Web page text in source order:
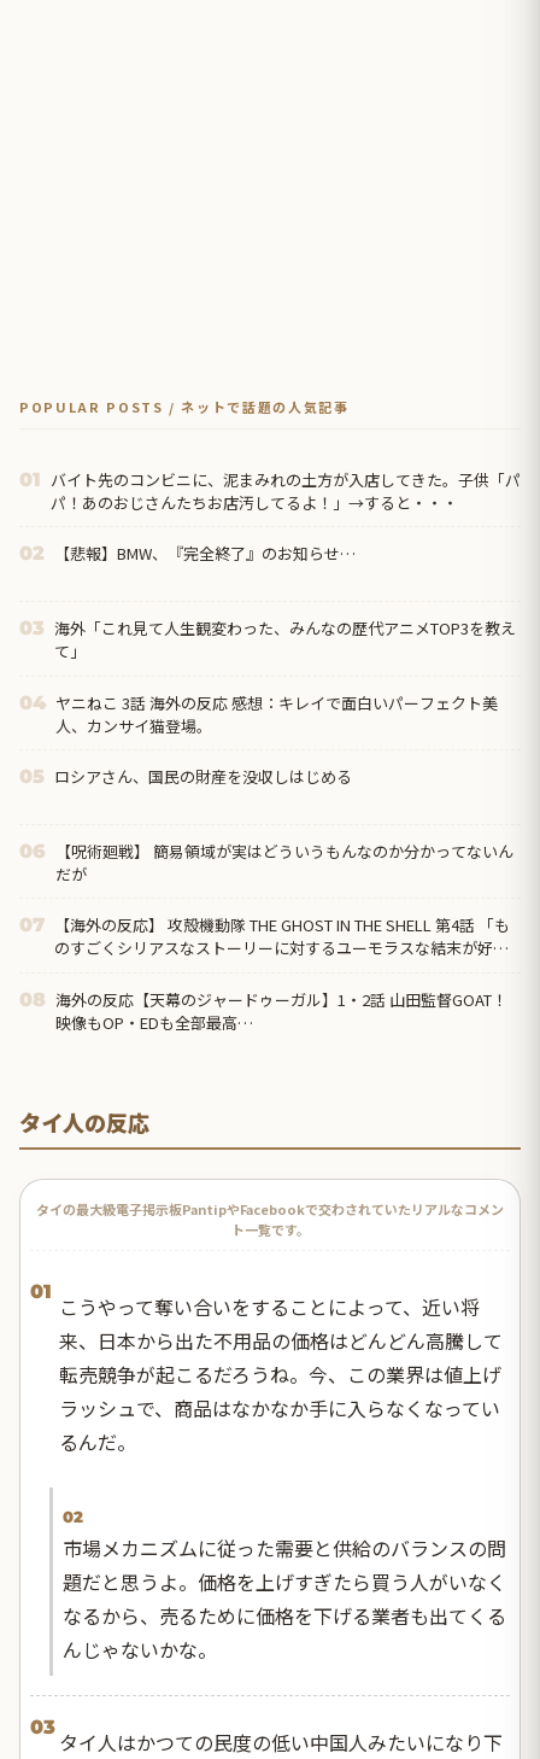
POPULAR POSTS / ネットで話題の人気記事
01 バイト先のコンビニに、泥まみれの土方が入店してきた。子供「パ
パ！あのおじさんたちお店汚してるよ！」→すると・・・
02 【悲報】BMW、『完全終了』のお知らせ…
03 海外「これ見て人生観変わった、みんなの歴代アニメTOP3を教え
て」
04 ヤニねこ 3話 海外の反応 感想：キレイで面白いパーフェクト美
人、カンサイ猫登場。
05 ロシアさん、国民の財産を没収しはじめる
06
【呪術廻戦】 簡易領域が実はどういうもんなのか分かってないん
だが
07
【海外の反応】 攻殻機動隊 THE GHOST IN THE SHELL 第4話 「も
のすごくシリアスなストーリーに対するユーモラスな結末が好
08 海外の反応【天幕のジャードゥーガル】1・2話 山田監督GOAT！
映像もOP・EDも全部最高…
タイ人の反応
タイの最大級電子掲示板PantipやFacebookで交わされていたリアルなコメン
ト一覧です。
01
こうやって奪い合いをすることによって、近い将
来、日本から出た不用品の価格はどんどん高騰して
転売競争が起こるだろうね。今、この業界は値上げ
ラッシュで、商品はなかなか手に入らなくなってい
るんだ。
02
市場メカニズムに従った需要と供給のバランスの問
題だと思うよ。価格を上げすぎたら買う人がいなく
なるから、売るために価格を下げる業者も出てくる
んじゃないかな。
03
タイ人はかつての民度の低い中国人みたいになり下